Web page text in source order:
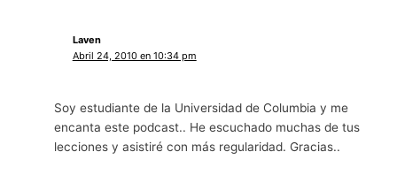
Laven
Abril 24, 2010 en 10:34 pm
Soy estudiante de la Universidad de Columbia y me
encanta este podcast.. He escuchado muchas de tus
lecciones y asistiré con más regularidad. Gracias..